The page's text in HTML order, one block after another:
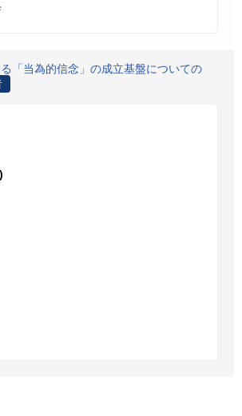
「当為的信念」の成立基盤についての